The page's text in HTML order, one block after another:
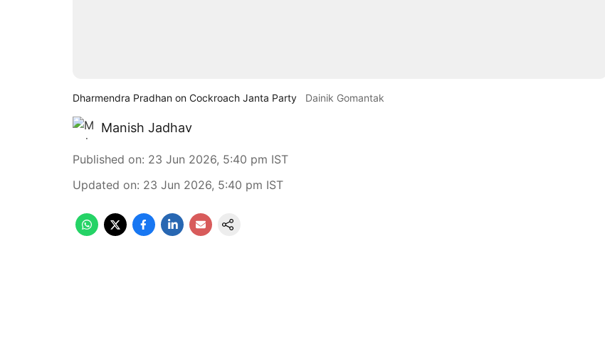
Dharmendra Pradhan on Cockroach Janta Party Dainik Gomantak
Manish Jadhav
Published on: 23 Jun 2026, 5:40 pm IST
Updated on: 23 Jun 2026, 5:40 pm IST